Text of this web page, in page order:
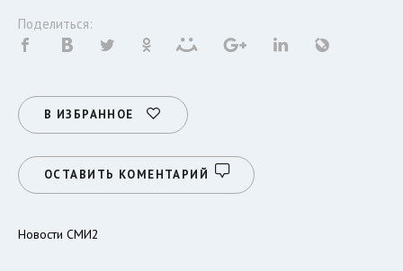
Поделиться:
В ИЗБРАННОЕ
ОСТАВИТЬ КОМЕНТАРИЙ
Новости СМИ2